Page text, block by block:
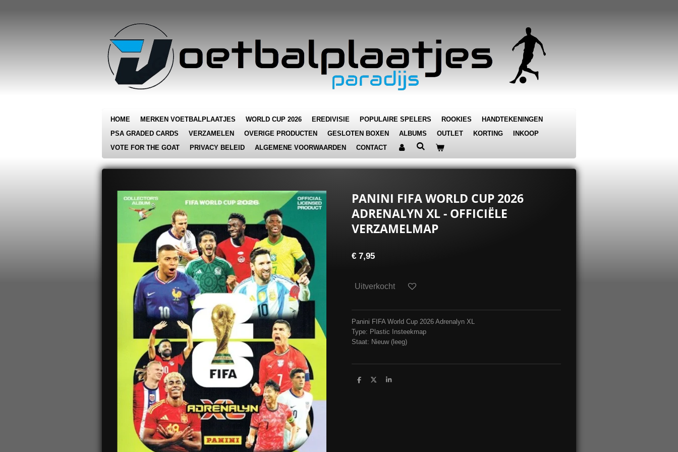
HOME MERKEN VOETBALPLAATJES WORLD CUP 2026 EREDIVISIE POPULAIRE SPELERS ROOKIES
HANDTEKENINGEN
PSA GRADED CARDS
VERZAMELEN OVERIGE PRODUCTEN GESLOTEN BOXEN ALBUMS OUTLET KORTING
INKOOP
VOTE FOR THE GOAT
PRIVACY BELEID ALGEMENE VOORWAARDEN CONTACT
PANINI FIFA WORLD CUP 2026
ADRENALYN XL - OFFICIËLE
VERZAMELMAP
€ 7,95
Uitverkocht
Panini FIFA World Cup 2026 Adrenalyn XL
Type: Plastic Insteekmap
Staat: Nieuw (leeg)
D
D
S